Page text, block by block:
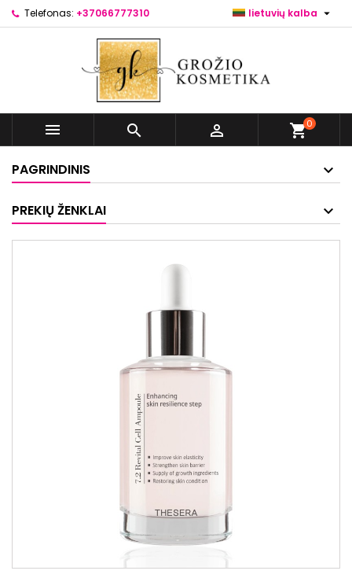
Telefonas: +37066777310 lietuvių kalba 
   shopping_cart0
PAGRINDINIS
PREKIŲ ŽENKLAI